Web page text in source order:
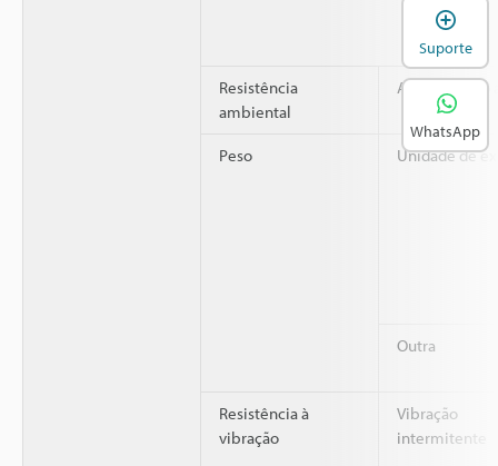
Resistência
ambiental
Atmosfera
Peso Unidade de
Outra
Resistência à
vibração
Vibração
intermitente
Suporte
WhatsApp